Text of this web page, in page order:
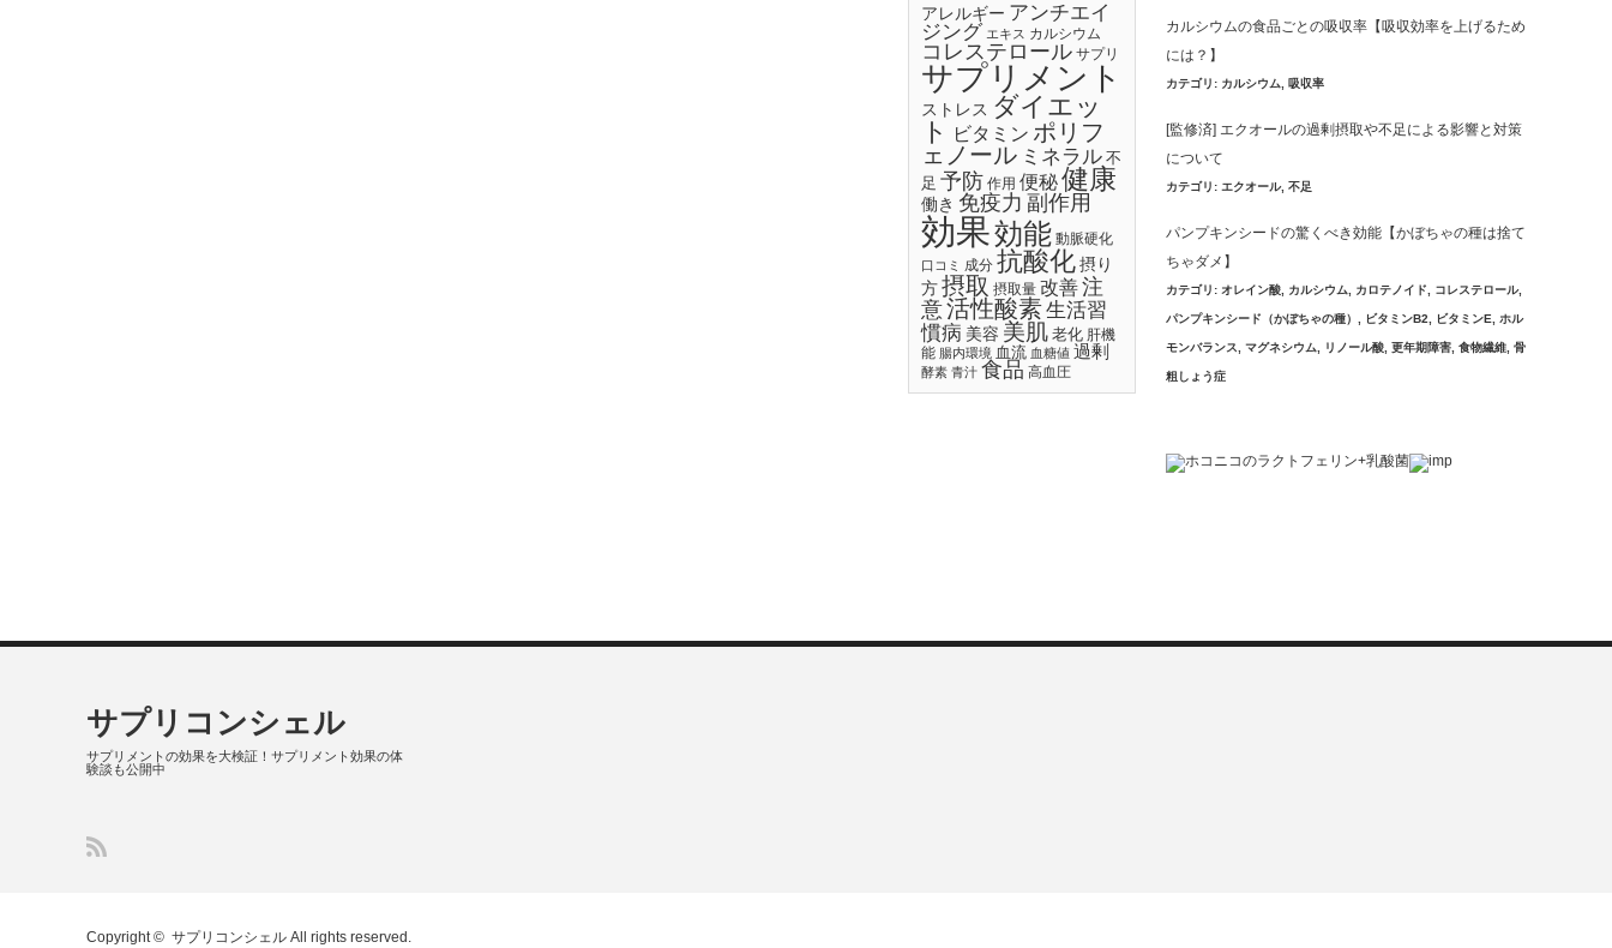
アレルギー アンチエイ
ジング エキス カルシウム
コレステロール サプリ
サプリメント
ストレス ダイエッ
ト
ビタミン ポリフ
ェノール ミネラル 不
足 予防 作用 便秘健康
働き 免疫力 副作用
効果効能 動脈硬化
口コミ 成分 抗酸化 摂り
方 摂取 摂取量 改善注
意活性酸素生活習
慣病 美容 美肌 老化 肝機
能 腸内環境 血流 血糖値 過剰
酵素 青汁 食品 高血圧
カルシウムの食品ごとの吸収率【吸収効率を上げるため
には？】
カテゴリ: カルシウム 吸収率
[監修済] エクオールの過剰摂取や不足による影響と対策
について
カテゴリ: エクオール, 不足
パンプキンシードの驚くべき効能【かぼちゃの種は捨て
ちゃダメ】
カテゴリ: オレイン酸 カルシウム カロテノイド コレステロール,
パンプキンシード（かぼちゃの種） ビタミンB2 ビタミンE ホル
モンバランス マグネシウム リノール酸 更年期障害 食物繊維 骨
粗しょう症
サプリコンシェル
サプリメントの効果を大検証！サプリメント効果の体
験談も公開中
Copyright © サプリコンシェル All rights reserved.